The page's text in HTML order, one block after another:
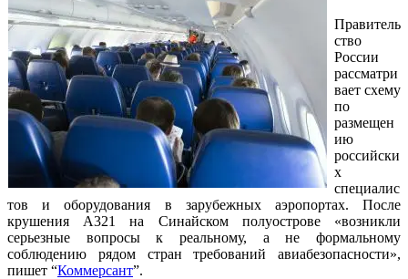
Правитель
ство
России
рассматри
вает схему
по
размещен
ию
российски
х
специалис
тов и оборудования в зарубежных аэропортах. После
крушения А321 на Синайском полуострове «возникли
серьезные вопросы к реальному, а не формальному
соблюдению рядом стран требований авиабезопасности»,
пишет “Коммерсант”.